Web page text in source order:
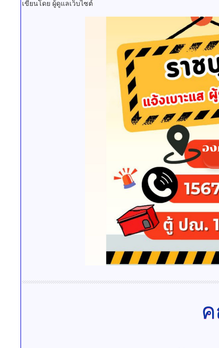
เขียนโดย ผู้ดูแลเว็บไซต์